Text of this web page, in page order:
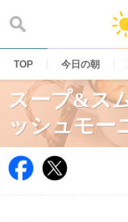
content
TOP 今日の朝
スープ&ス
ッシュモー